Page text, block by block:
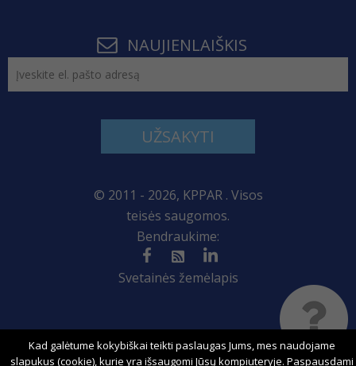
NAUJIENLAIŠKIS
UŽSAKYTI
© 2011 - 2026, KPPAR . Visos
teisės saugomos.
Bendraukime:
Svetainės žemėlapis
Sprendimas:
Kad galėtume kokybiškai teikti paslaugas Jums, mes naudojame
slapukus (cookie), kurie yra išsaugomi Jūsų kompiuteryje. Paspausdami